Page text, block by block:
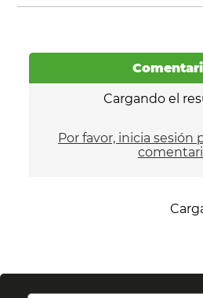
Cargando el
Por favor, inicia sesión